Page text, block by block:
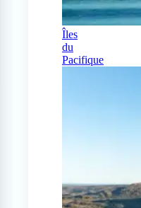
Îles
du
Pacifique